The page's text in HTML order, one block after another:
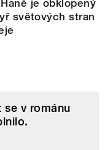
je obklopený
světových stran
se v románu